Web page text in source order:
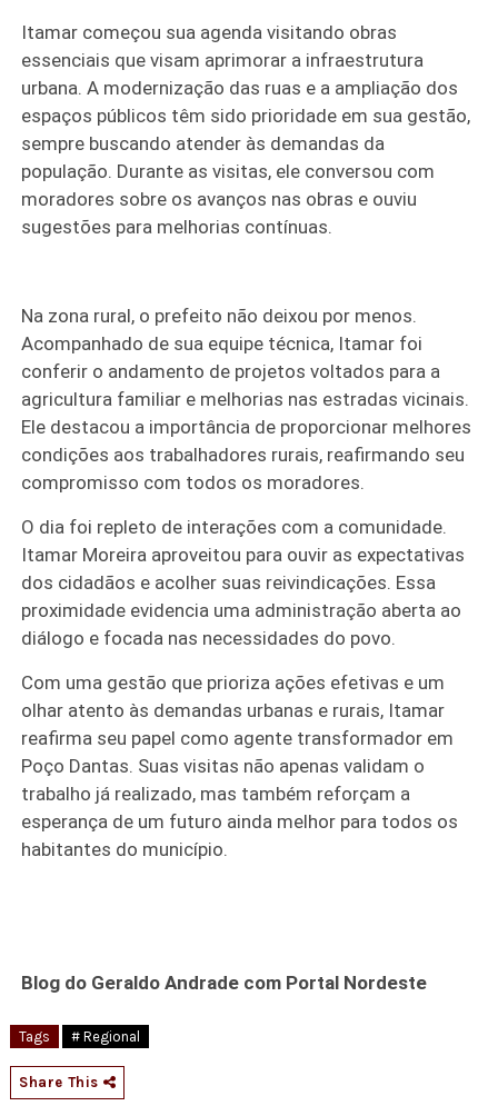
Itamar começou sua agenda visitando obras
essenciais que visam aprimorar a infraestrutura
urbana. A modernização das ruas e a ampliação dos
espaços públicos têm sido prioridade em sua gestão,
sempre buscando atender às demandas da
população. Durante as visitas, ele conversou com
moradores sobre os avanços nas obras e ouviu
sugestões para melhorias contínuas.
Na zona rural, o prefeito não deixou por menos.
Acompanhado de sua equipe técnica, Itamar foi
conferir o andamento de projetos voltados para a
agricultura familiar e melhorias nas estradas vicinais.
Ele destacou a importância de proporcionar melhores
condições aos trabalhadores rurais, reafirmando seu
compromisso com todos os moradores.
O dia foi repleto de interações com a comunidade.
Itamar Moreira aproveitou para ouvir as expectativas
dos cidadãos e acolher suas reivindicações. Essa
proximidade evidencia uma administração aberta ao
diálogo e focada nas necessidades do povo.
Com uma gestão que prioriza ações efetivas e um
olhar atento às demandas urbanas e rurais, Itamar
reafirma seu papel como agente transformador em
Poço Dantas. Suas visitas não apenas validam o
trabalho já realizado, mas também reforçam a
esperança de um futuro ainda melhor para todos os
habitantes do município.
Blog do Geraldo Andrade com Portal Nordeste
Tags # Regional
Share This